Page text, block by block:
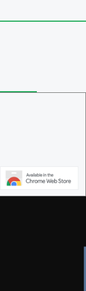
ー -
すべてのユーザー
ー -